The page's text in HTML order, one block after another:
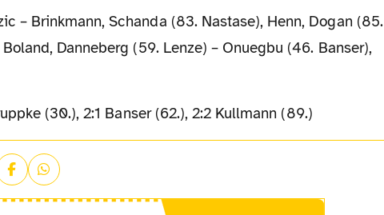
– Brinkmann, Schanda (83. Nastase), Henn, Dogan (85.
Danneberg (59. Lenze) – Onuegbu (46. Banser),
(30.), 2:1 Banser (62.), 2:2 Kullmann (89.)